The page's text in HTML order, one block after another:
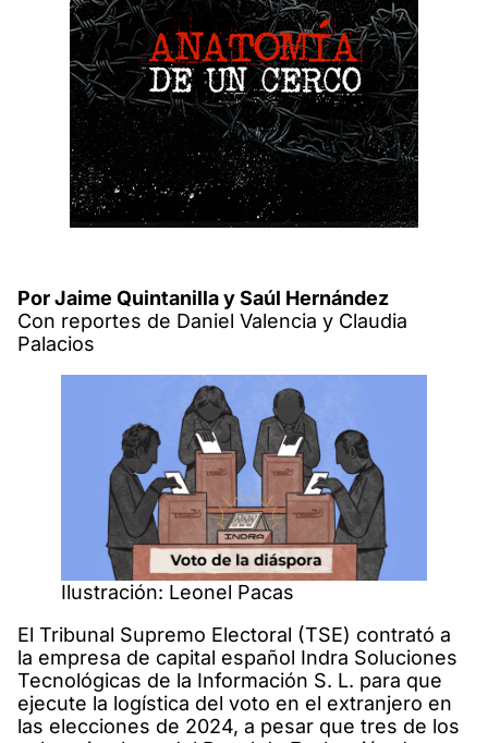
Por Jaime Quintanilla y Saúl Hernández
Con reportes de Daniel Valencia y Claudia
Palacios
Ilustración: Leonel Pacas
El Tribunal Supremo Electoral (TSE) contrató a
la empresa de capital español Indra Soluciones
Tecnológicas de la Información S. L. para que
ejecute la logística del voto en el extranjero en
las elecciones de 2024, a pesar que tres de los